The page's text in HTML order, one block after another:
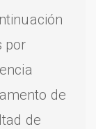
por
de
de